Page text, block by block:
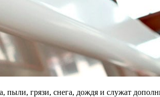
грязи, снега, дождя и служат